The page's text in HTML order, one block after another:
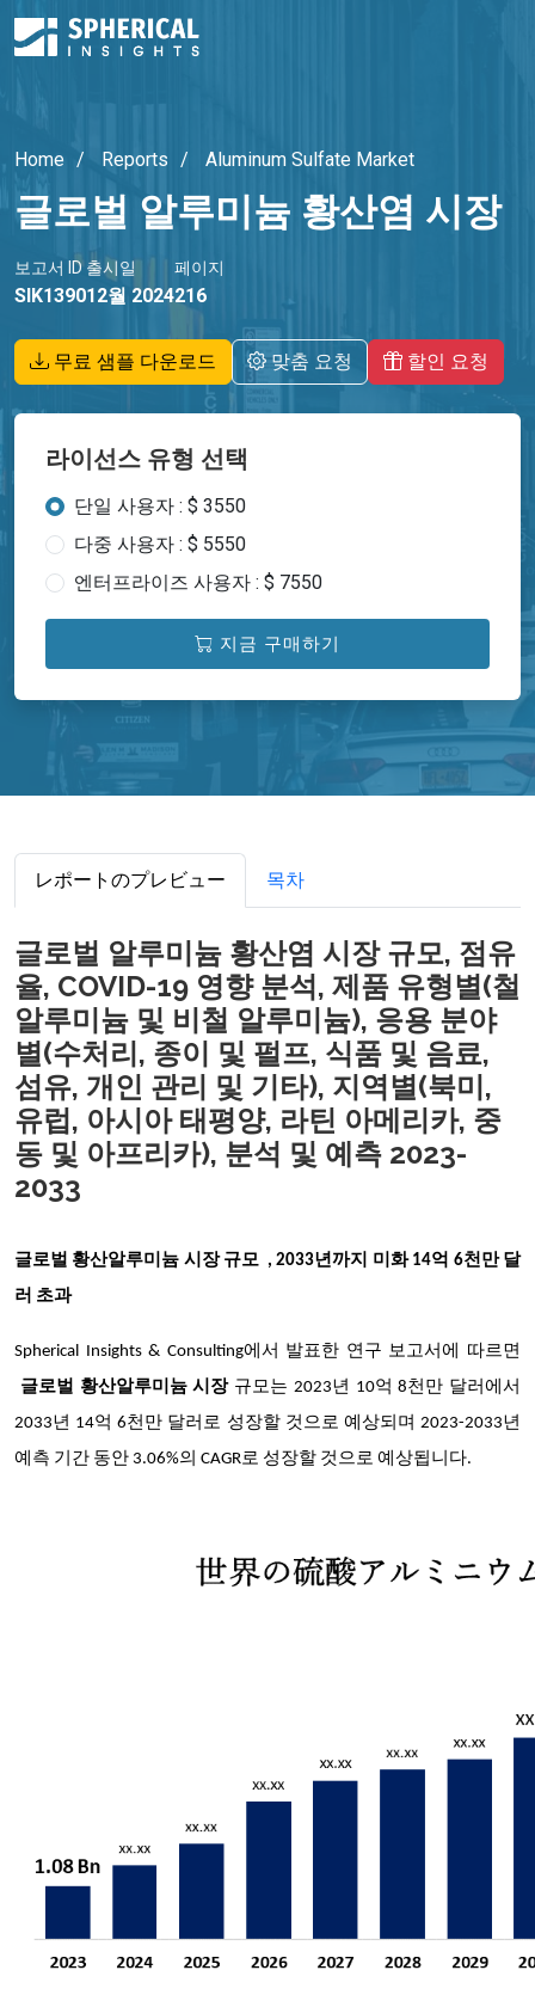
Home Reports Aluminum Sulfate Market
글로벌 알루미늄 황산염 시장
보고서 ID
SIK1390
출시일
12월 2024
페이지
216
무료 샘플 다운로드 맞춤 요청 할인 요청
라이선스 유형 선택
단일 사용자 : $ 3550
다중 사용자 : $ 5550
엔터프라이즈 사용자 : $ 7550
지금 구매하기
レポートのプレビュー 목차
글로벌 알루미늄 황산염 시장 규모, 점유
율, COVID-19 영향 분석, 제품 유형별(철
알루미늄 및 비철 알루미늄), 응용 분야
별(수처리, 종이 및 펄프, 식품 및 음료,
섬유, 개인 관리 및 기타), 지역별(북미,
유럽, 아시아 태평양, 라틴 아메리카, 중
동 및 아프리카), 분석 및 예측 2023-
2033
글로벌 황산알루미늄 시장 규모 , 2033년까지 미화 14억 6천만 달
러 초과
Spherical Insights & Consulting에서 발표한 연구 보고서에 따르면
글로벌 황산알루미늄시장 규모는 2023년 10억 8천만 달러에서
2033년 14억 6천만 달러로 성장할 것으로 예상되며 2023-2033년
예측 기간 동안 3.06%의 CAGR로 성장할 것으로 예상됩니다.